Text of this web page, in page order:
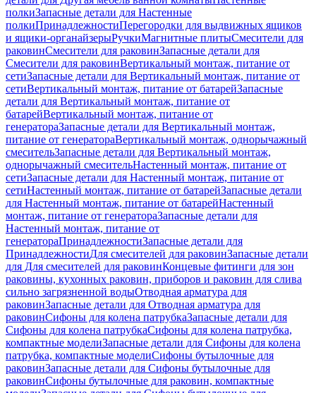
полкиЗапасные детали для Настенные
полкиПринадлежностиПерегородки для выдвижных ящиков
и ящики-органайзерыРучкиМагнитные плитыСмесители для
раковинСмесители для раковинЗапасные детали для
Смесители для раковинВертикальный монтаж, питание от
сетиЗапасные детали для Вертикальный монтаж, питание от
сетиВертикальный монтаж, питание от батарейЗапасные
детали для Вертикальный монтаж, питание от
батарейВертикальный монтаж, питание от
генератораЗапасные детали для Вертикальный монтаж,
питание от генератораВертикальный монтаж, однорычажный
смесительЗапасные детали для Вертикальный монтаж,
однорычажный смесительНастенный монтаж, питание от
сетиЗапасные детали для Настенный монтаж, питание от
сетиНастенный монтаж, питание от батарейЗапасные детали
для Настенный монтаж, питание от батарейНастенный
монтаж, питание от генератораЗапасные детали для
Настенный монтаж, питание от
генератораПринадлежностиЗапасные детали для
ПринадлежностиДля смесителей для раковинЗапасные детали
для Для смесителей для раковинКонцевые фитинги для зон
раковины, кухонных раковин, приборов и раковин для слива
сильно загрязненной водыОтводная арматура для
раковинЗапасные детали для Отводная арматура для
раковинСифоны для колена патрубкаЗапасные детали для
Сифоны для колена патрубкаСифоны для колена патрубка,
компактные моделиЗапасные детали для Сифоны для колена
патрубка, компактные моделиСифоны бутылочные для
раковинЗапасные детали для Сифоны бутылочные для
раковинСифоны бутылочные для раковин, компактные